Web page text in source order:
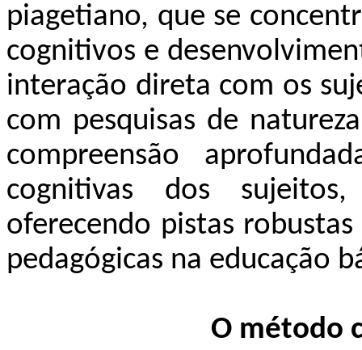
piagetiano, que se
cognitivos e
interação direta com os
com pesquisas de
compreensão
cognitivas dos
oferecendo pistas
pedagógicas na educação
O método